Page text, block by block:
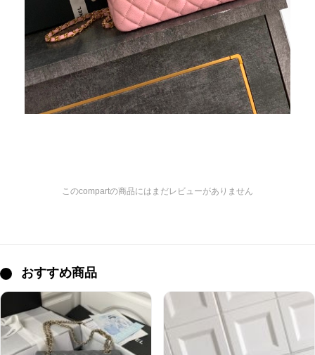
このcompartの商品にはまだレビューがありません
おすすめ商品